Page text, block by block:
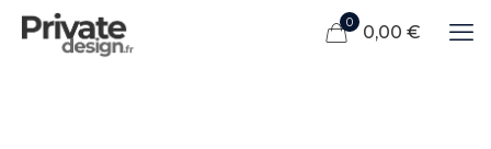
0 0,00 €